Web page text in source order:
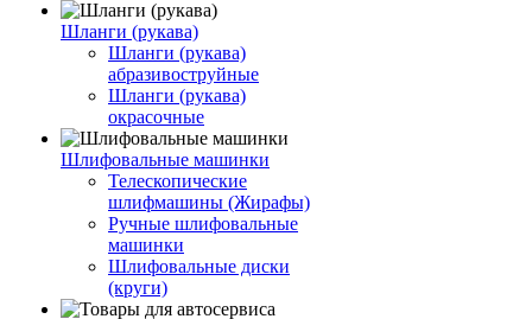
Шланги (рукава)
Шланги (рукава)
абразивоструйные
Шланги (рукава)
окрасочные
Шлифовальные машинки
Телескопические
шлифмашины (Жирафы)
Ручные шлифовальные
машинки
Шлифовальные диски
(круги)